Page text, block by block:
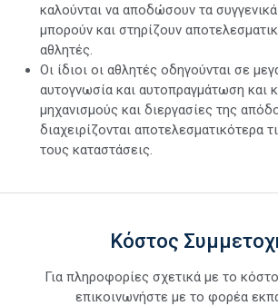
καλούνται να αποδώσουν τα
μπορούν και στηρίζουν
αθλητές.
Οι ίδιοι οι αθλητές οδηγούνται σε
αυτογνωσία και αυτοπραγμάτωση και
μηχανισμούς και διεργασίες της
διαχειρίζονται αποτελεσματικότερα
τους καταστάσεις.
Κόστος
Για πληροφορίες σχετικά με το
επικοινωνήστε με το φορέα